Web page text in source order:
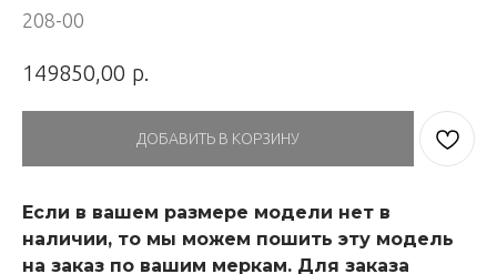
208-00
149850,00 р.
ДОБАВИТЬ В КОРЗИНУ
Если в вашем размере модели нет в
наличии, то мы можем пошить эту модель
на заказ по вашим меркам. Для заказа